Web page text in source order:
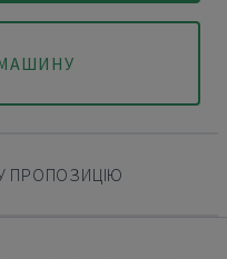
ПРОПОЗИЦІЮ